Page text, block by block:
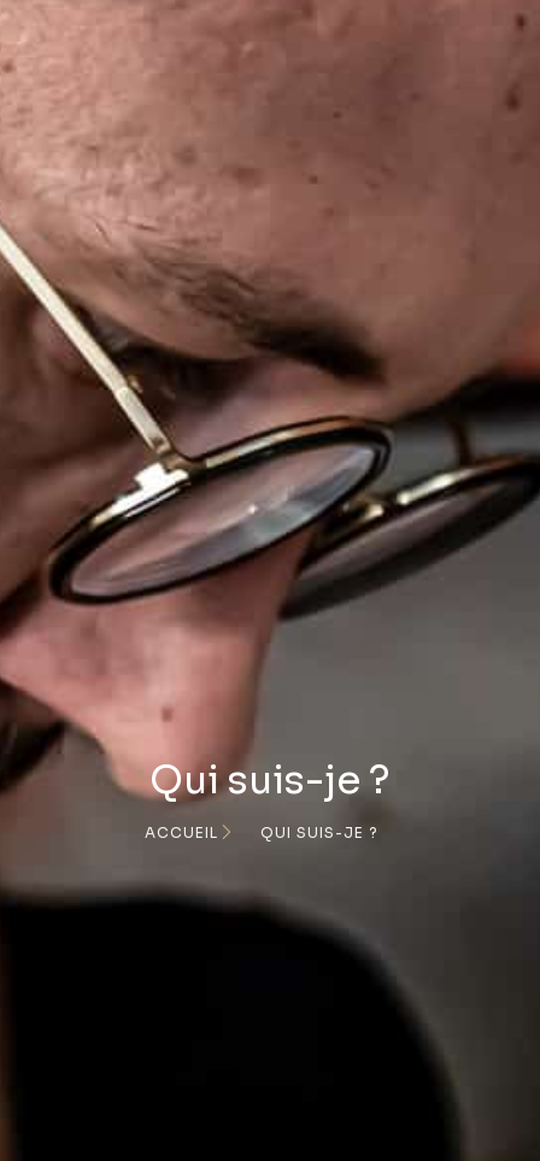
Qui suis-je ?
ACCUEIL QUI SUIS-JE ?